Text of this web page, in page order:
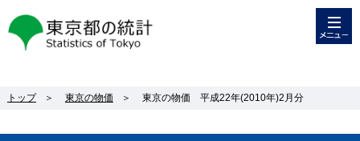
東京都の統計
トップ ＞ 東京の物価 ＞ 東京の物価 平成22年(2010年)2月分